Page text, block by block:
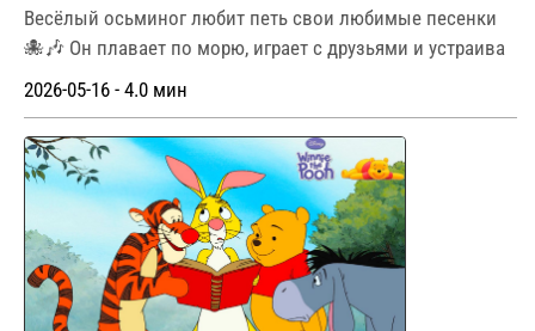
Весёлый осьминог любит петь свои любимые песенки
🐙🎶 Он плавает по морю, играет с друзьями и устраива
2026-05-16 - 4.0 мин